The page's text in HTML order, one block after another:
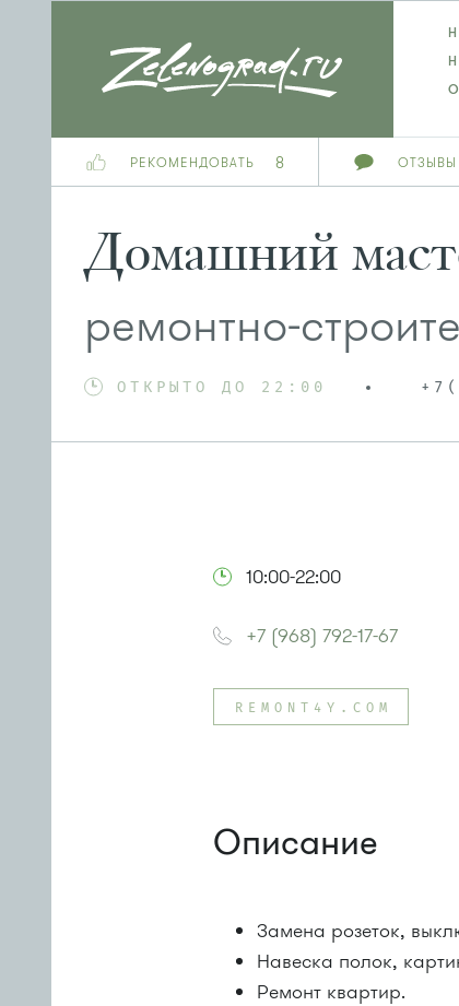
РЕКОМЕНДОВАТЬ 8 ОТЗЫВЫ
Домашний
ремонтно-
ОТКРЫТО ДО 22:00
10:00-22:00
+7 (968) 792-17-67
REMONT4Y.COM
Описание
Замена розеток,
Навеска полок,
Ремонт квартир.